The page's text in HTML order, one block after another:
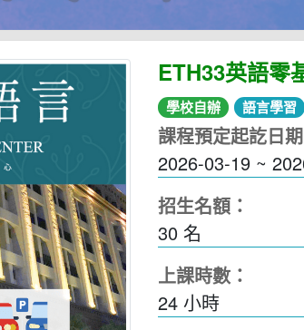
ETH33英語零
學校自辦 語言學習
課程預定起訖日期
2026-03-19 ~
招生名額：
30 名
上課時數：
24小時